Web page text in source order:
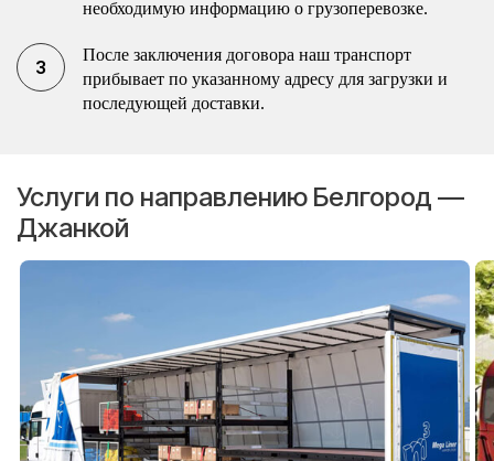
необходимую информацию о грузоперевозке.
После заключения договора наш транспорт
прибывает по указанному адресу для загрузки и
последующей доставки.
Услуги по направлению Белгород —
Джанкой